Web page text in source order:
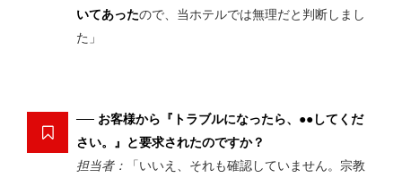
いてあったので、当ホテルでは無理だと判断しまし
た」
── お客様から『トラブルになったら、●●してくだ
さい。』と要求されたのですか？
担当者：
「いいえ、それも確認していません。宗教